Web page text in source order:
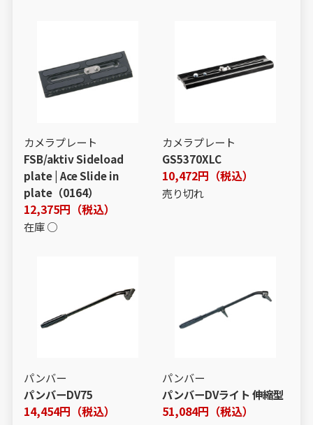
カメラプレート
FSB/aktiv Sideload
plate | Ace Slide in
plate（0164）
12,375円（税込）
在庫 ○
カメラプレート
GS5370XLC
10,472円（税込）
売り切れ
パンバー
パンバーDV75
14,454円（税込）
パンバー
パンバーDVライト 伸縮型
51,084円（税込）